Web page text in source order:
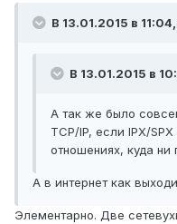
В 13.01.2015 в
В 13.01.2015 в
А так же было
TCP/IP, если IPX/
отношениях, куда ни
А в интернет как
Элементарно. Две